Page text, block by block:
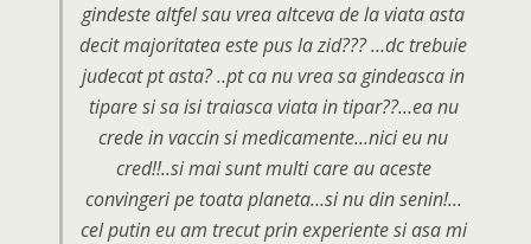
gindeste altfel sau vrea altceva de la viata asta
decit majoritatea este pus la zid??? …dc trebuie
judecat pt asta? ..pt ca nu vrea sa gindeasca in
tipare si sa isi traiasca viata in tipar??…ea nu
crede in vaccin si medicamente…nici eu nu
cred!!..si mai sunt multi care au aceste
convingeri pe toata planeta…si nu din senin!…
cel putin eu am trecut prin experiente si asa mi